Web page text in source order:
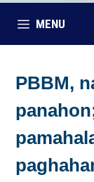
MENU
PBBM,